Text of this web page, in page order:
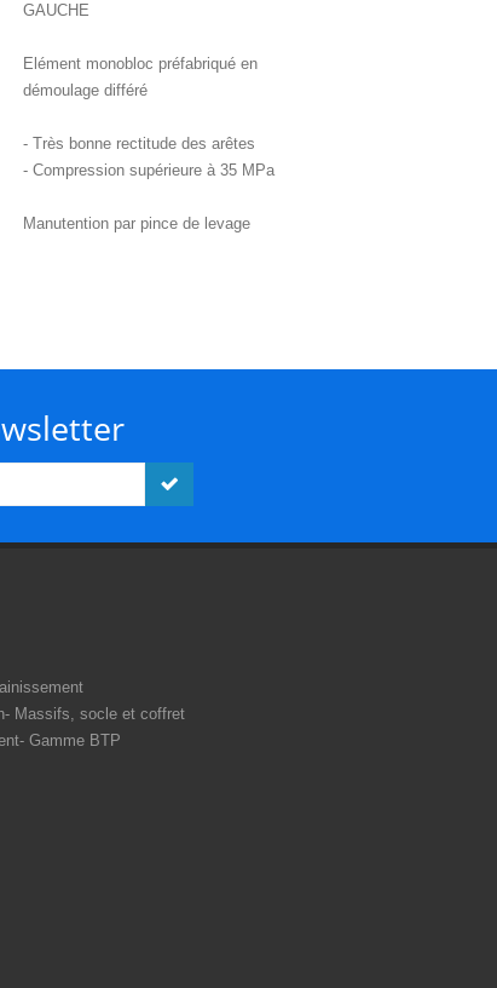
GAUCHE
Elément monobloc préfabriqué en
démoulage différé
- Très bonne rectitude des arêtes
- Compression supérieure à 35 MPa
Manutention par pince de levage
Massifs, socle et coffret
Gamme BTP